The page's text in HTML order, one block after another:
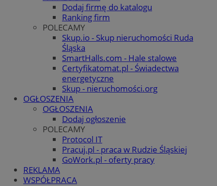
Dodaj firmę do katalogu
Ranking firm
POLECAMY
Skup.io - Skup nieruchomości Ruda
Śląska
SmartHalls.com - Hale stalowe
Certyfikatomat.pl - Świadectwa
energetyczne
Skup - nieruchomości.org
OGŁOSZENIA
OGŁOSZENIA
Dodaj ogłoszenie
POLECAMY
Protocol IT
Pracuj.pl - praca w Rudzie Śląskiej
GoWork.pl - oferty pracy
REKLAMA
WSPÓŁPRACA